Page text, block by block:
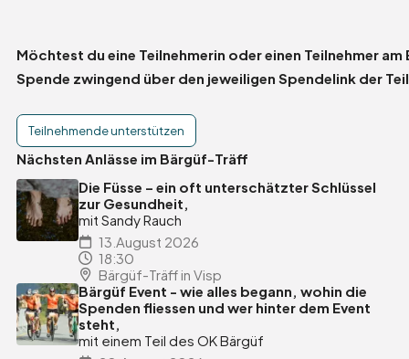
Möchtest du eine Teilnehmerin oder einen Teilnehmer
Spende zwingend über den jeweiligen Spendelink der
Teilnehmende unterstützen
Nächsten Anlässe im Bärgüf-Träff
Die Füsse – ein oft unterschätzter Schlüssel
zur Gesundheit,
mit Sandy Rauch
13.August 2026
18:30
Bärgüf-Träff in Visp
Bärgüf Event - wie alles begann, wohin die
Spenden fliessen und wer hinter dem Event
steht,
mit einem Teil des OK Bärgüf